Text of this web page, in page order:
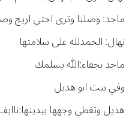
ماجد: وصلنا وترى اختي اريج
نهال: الحمدلله على سلامتها
ماجد بجفاء:الله يسلمك
وفي بيت ابو هديل
هديل وتغطي وجهها